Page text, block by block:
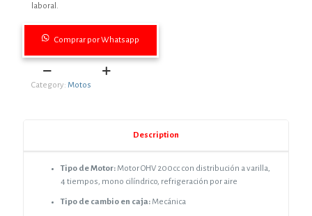
laboral.
Comprar por Whatsapp
KENTON
GTR
Category: Motos
Description
Tipo de Motor: Motor OHV 200cc con distribución a varilla,
4 tiempos, mono cilíndrico, refrigeración por aire
Tipo de cambio en caja: Mecánica